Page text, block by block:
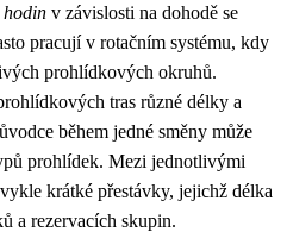
hodin v závislosti na dohodě se
pracují v rotačním systému, kdy
prohlídkových okruhů.
tras různé délky a
během jedné směny může
prohlídek. Mezi jednotlivými
krátké přestávky, jejichž délka
a rezervacích skupin.